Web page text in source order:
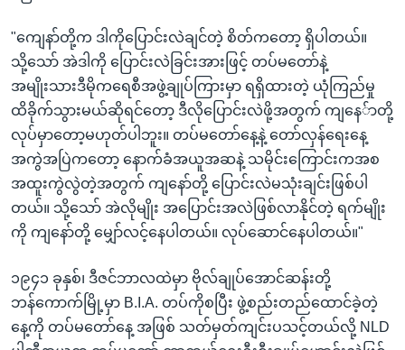
"ကျေနာ်တို့က ဒါကိုပြောင်းလဲချင်တဲ့ စိတ်ကတော့ ရှိပါတယ်။
သို့သော် အဲဒါကို ပြောင်းလဲခြင်းအားဖြင့် တပ်မတော်နဲ့
အမျိုးသားဒီမိုကရေစီအဖွဲ့ချုပ်ကြားမှာ ရရှိထားတဲ့ ယုံကြည်မှု
ထိခိုက်သွားမယ်ဆိုရင်တော့ ဒီလိုပြောင်းလဲဖို့အတွက် ကျနေ်ာတို့
လုပ်မှာတော့မဟုတ်ပါဘူး။ တပ်မတော်နေ့နဲ့ တော်လှန်ရေးနေ့
အကွဲအပြဲကတော့ နောက်ခံအယူအဆနဲ့ သမိုင်းကြောင်းကအစ
အထူးကွဲလွဲတဲ့အတွက် ကျနော်တို့ ပြောင်းလဲမသုံးချင်းဖြစ်ပါ
တယ်။ သို့သော် အဲလိုမျိုး အပြောင်းအလဲဖြစ်လာနိုင်တဲ့ ရက်မျိုး
ကို ကျနော်တို့ မျှော်လင့်နေပါတယ်။ လုပ်ဆောင်နေပါတယ်။"
၁၉၄၁ ခုနှစ်၊ ဒီဇင်ဘာလထဲမှာ ဗိုလ်ချုပ်အောင်ဆန်းတို့
ဘန်ကောက်မြို့မှာ B.I.A. တပ်ကိုစပြီး ဖွဲ့စည်းတည်ထောင်ခဲ့တဲ့
နေ့ကို တပ်မတော်နေ့ အဖြစ် သတ်မှတ်ကျင်းပသင့်တယ်လို့ NLD